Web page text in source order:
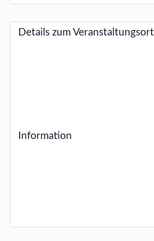
Details zum Veranstaltungsort
Information